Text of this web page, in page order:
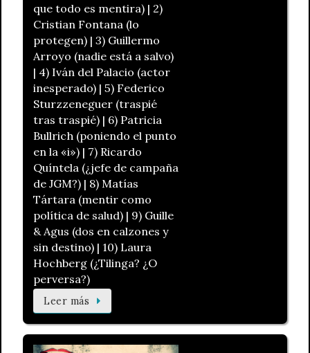
que todo es mentira) | 2)
Cristian Fontana (lo
protegen) | 3) Guillermo
Arroyo (nadie está a salvo)
| 4) Iván del Palacio (actor
inesperado) | 5) Federico
Sturzzeneguer (traspié
tras traspié) | 6) Patricia
Bullrich (poniendo el punto
en la «i») | 7) Ricardo
Quíntela (¿jefe de campaña
de JGM?) | 8) Matías
Tártara (mentir como
política de salud) | 9) Guille
& Agus (dos en calzones y
sin destino) | 10) Laura
Hochberg (¿Tilinga? ¿O
perversa?)
Leer más